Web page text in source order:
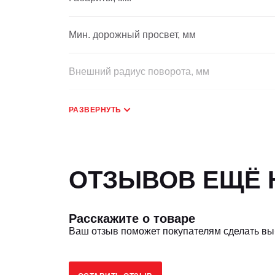
Мин. дорожный просвет, мм
Внешний радиус поворота, мм
Угол подъема, °
Размер передних шин
Размер задних шин
РАЗВЕРНУТЬ
ОТЗЫВОВ ЕЩЁ
Расскажите о товаре
Ваш отзыв поможет покупателям сделать